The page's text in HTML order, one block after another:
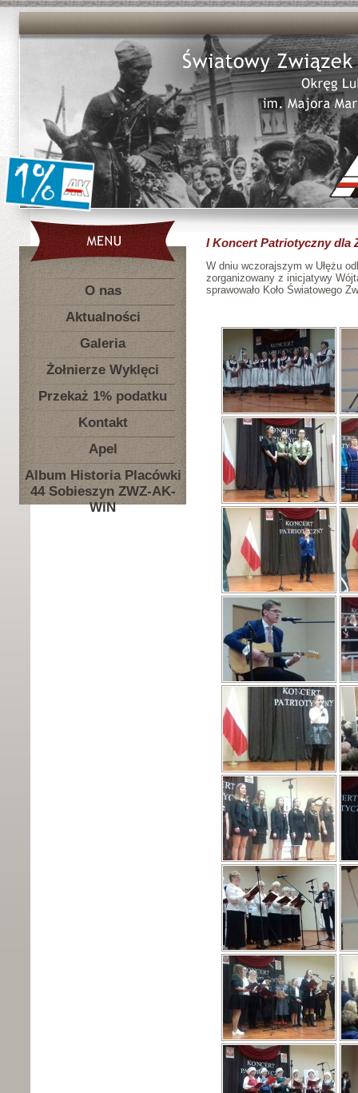
O nas
Aktualności
Galeria
Żołnierze Wyklęci
Przekaż 1% podatku
Kontakt
Apel
Album Historia Placówki
44 Sobieszyn ZWZ-AK-
WiN
I Koncert Patriotyczny dla
W dniu wczorajszym w Ułężu
zorganizowany z inicjatywy
sprawowało Koło Światowego